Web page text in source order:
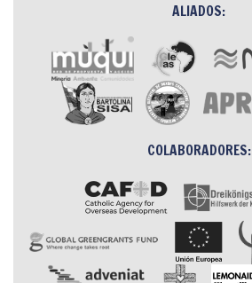
ALIADOS:
COLABORADORES: